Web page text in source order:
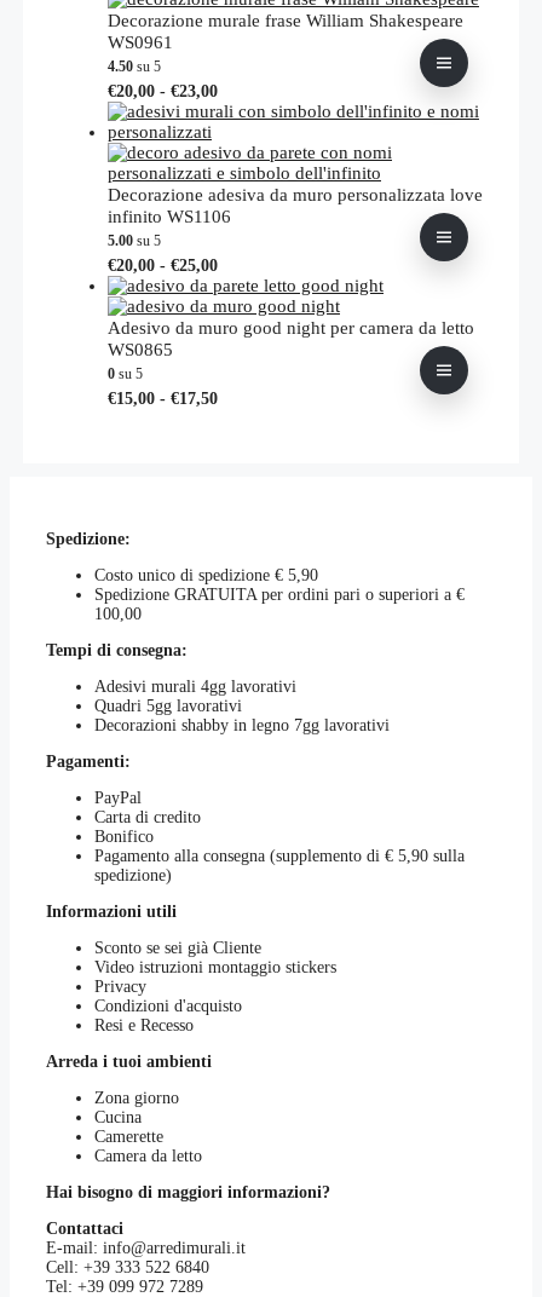
del
prodotto
più
possono
essere
nella
pagina
del
prodotto
Decorazione murale frase William Shakespeare
WS0961
4.50 su 5
€20,00 - €23,00Fascia
di
da
€20,00
a
€23,00
Questo
prodotto
più
varianti.
Le
opzioni
scelte
nella
pagina
del
Decorazione adesiva da muro personalizzata love
infinito WS1106
5.00 su 5
€20,00 - €25,00Fascia
di
prezzo:
€20,00
Questo
prodotto
ha
più
possono
Adesivo da muro good night per camera da letto
WS0865
0 su 5
€15,00 - €17,50Fascia
Questo
scelte
nella
Spedizione:
Costo unico di spedizione € 5,90
Spedizione GRATUITA per ordini pari o superiori a €
100,00
Tempi di consegna:
Adesivi murali 4gg lavorativi
Quadri 5gg lavorativi
Decorazioni shabby in legno 7gg lavorativi
Pagamenti:
PayPal
Carta di credito
Bonifico
Pagamento alla consegna (supplemento di € 5,90 sulla
spedizione)
Informazioni utili
Sconto se sei già Cliente
Video istruzioni montaggio stickers
Privacy
Condizioni d'acquisto
Resi e Recesso
Arreda i tuoi ambienti
Zona giorno
Cucina
Camerette
Camera da letto
Hai bisogno di maggiori informazioni?
Contattaci
E-mail: info@arredimurali.it
Cell: +39 333 522 6840
Tel: +39 099 972 7289